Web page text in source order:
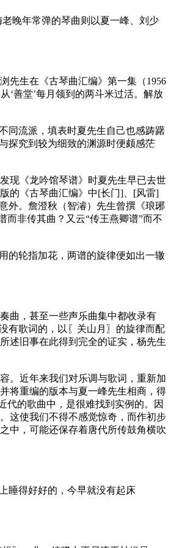
晚年常弹的琴曲则以夏一峰、刘少
生在《古琴曲汇编》第一集（1956
‘善堂’每月领到的两斗米过活。解放
同流派，填表时夏先生自己也感踌躇
探究到较为细致的渊源时便颇感茫
现《龙吟馆琴谱》时夏先生早已去世
的《古琴曲汇编》中[长门]、[风雷]
外。詹澄秋（智濬）先生曾撰《琅琊
而非传其曲？又云“传王燕卿谱”而不
轮指加花，两谱的旋律便如出一辙
曲，甚至一些声乐曲集中都收录有
有歌词的，以〖关山月〗的旋律而配
述旧事在此得到完全的证实，杨先生
近年来我们对乐调与歌词，重新加
将重编的版本与夏一峰先生相商，得
代的歌曲中，是很难找到实例的。因
这使我们不得不感觉惊奇，而作初步
中，可能还保存着唐代所传鼓角横吹
睡得好好的，今早就没有起床